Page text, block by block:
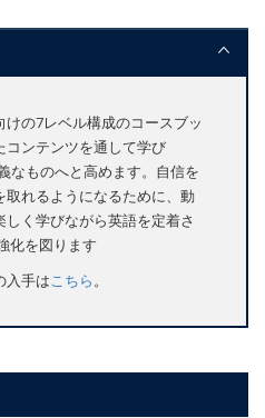
の7レベル構成のコースブッ
コンテンツを通して学び
なものへと高めます。自信を
れるようになるために、動
く学びながら英語を定着さ
化を図ります
入手は こちら 。